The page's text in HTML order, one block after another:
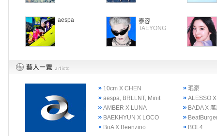
aespa
泰容
TAEYONG
10cm X CHEN
珉豪
aespa, BRLLNT, Minit
ALESSO
AMBER X LUNA
BADA X
BAEKHYUN X LOCO
BoA X Beenzino
BOL4